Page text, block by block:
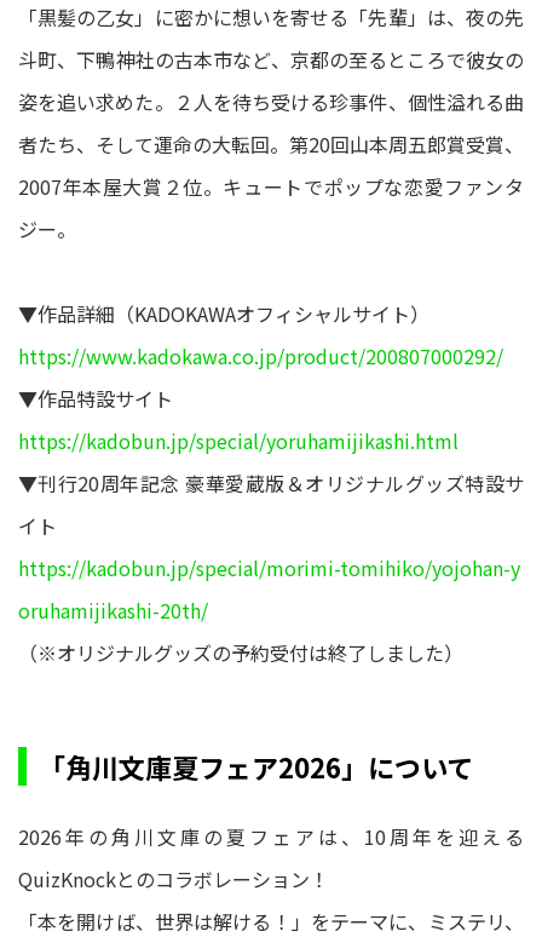
「黒髪の乙女」に密かに想いを寄せる「先輩」は、夜の先
斗町、下鴨神社の古本市など、京都の至るところで彼女の
姿を追い求めた。２人を待ち受ける珍事件、個性溢れる曲
者たち、そして運命の大転回。第20回山本周五郎賞受賞、
2007年本屋大賞２位。キュートでポップな恋愛ファンタ
ジー。
▼作品詳細（KADOKAWAオフィシャルサイト）
https://www.kadokawa.co.jp/product/200807000292/
▼作品特設サイト
https://kadobun.jp/special/yoruhamijikashi.html
▼刊行20周年記念 豪華愛蔵版＆オリジナルグッズ特設サ
イト
https://kadobun.jp/special/morimi-tomihiko/yojohan-y
oruhamijikashi-20th/
（※オリジナルグッズの予約受付は終了しました）
「角川文庫夏フェア2026」について
2026年の角川文庫の夏フェアは、10周年を迎える
QuizKnockとのコラボレーション！
「本を開けば、世界は解ける！」をテーマに、ミステリ、